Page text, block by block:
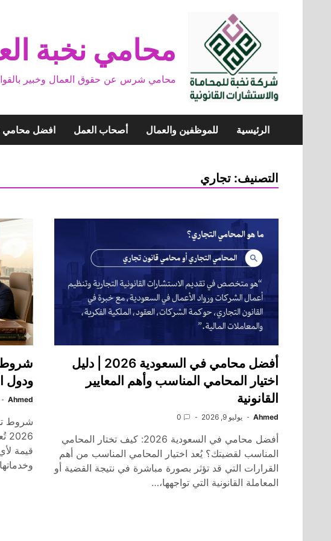
محامي نخبة
محامي شرس عن حقوق العمال وخبير
الرئيسية للموظفين والعمال أصحاب العمل افضل محامي
التصنيف: تجاري
أفضل محامي في السعودية 2026 | دليل
اختيار المحامي المناسب وأهم المعايير
القانونية
Ahmed يوليو 9, 2026 0
أفضل محامي في السعودية 2026: كيف تختار المحامي
المناسب لقضيتك؟ يُعد اختيار المحامي المناسب من أهم
القرارات التي قد تؤثر بصورة مباشرة في نتيجة القضية أو
المعاملة القانونية التي تواجهها،…
شروط
ودول
Ahmed
شروط
قيمة